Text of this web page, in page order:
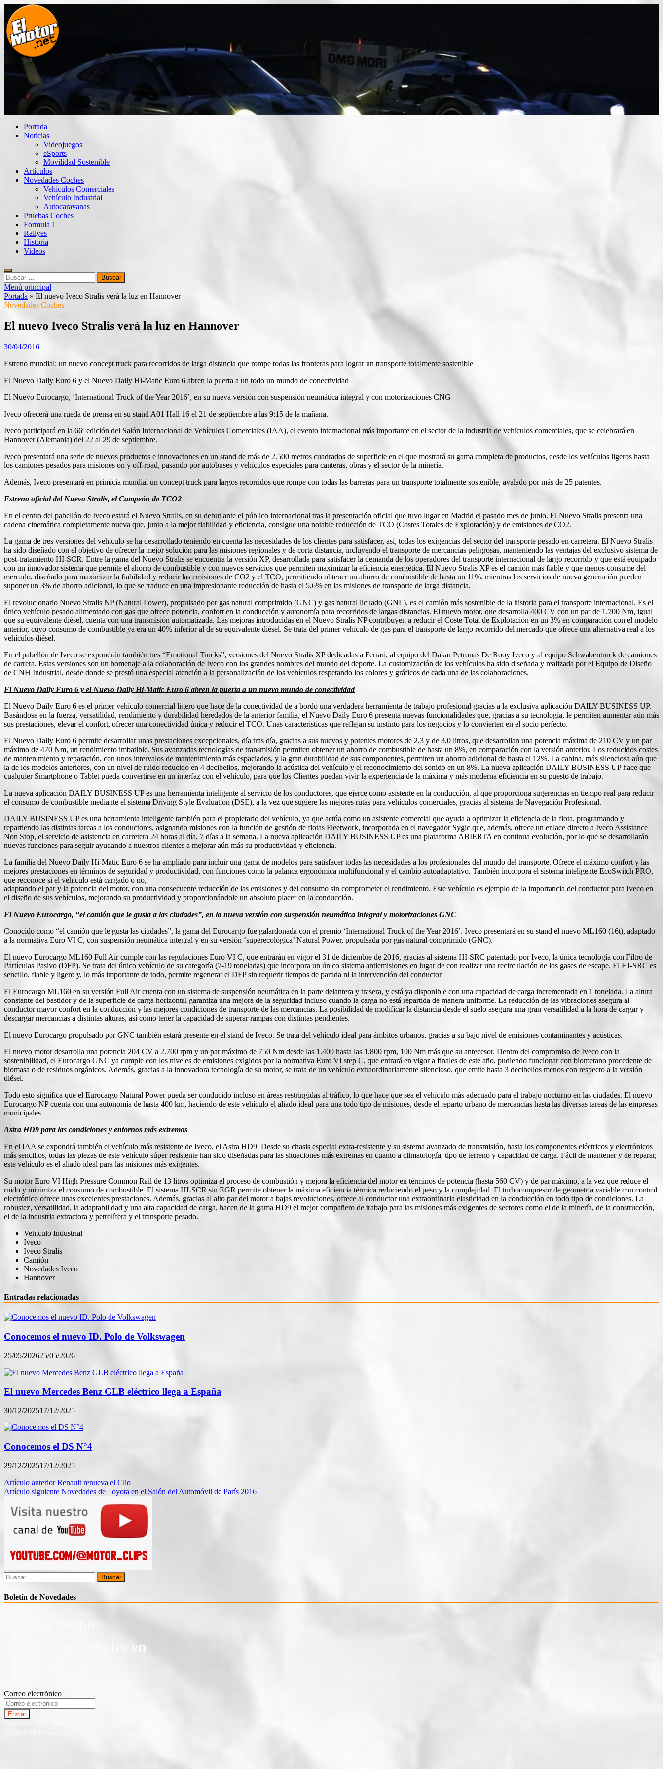
Saltar
contenido
El Motor punto Net
Información sobre novedades y pruebas de Automóviles
Portada
Noticias
Videojuegos
eSports
Movilidad Sostenible
Artículos
Novedades Coches
Vehículos Comerciales
Vehículo Industrial
Autocaravanas
Pruebas Coches
Formula 1
Rallyes
Historia
Videos
Buscar:
Menú principal
Portada » El nuevo Iveco Stralis verá la luz en Hannover
Novedades Coches
El nuevo Iveco Stralis verá la luz en Hannover
30/04/2016
Estreno mundial: un nuevo concept truck para recorridos de larga distancia que rompe todas las fronteras para lograr un transporte totalmente sostenible
El Nuevo Daily Euro 6 y el Nuevo Daily Hi-Matic Euro 6 abren la puerta a un todo un mundo de conectividad
El Nuevo Eurocargo, ‘International Truck of the Year 2016’, en su nueva versión con suspensión neumática integral y con motorizaciones CNG
Iveco ofrecerá una rueda de prensa en su stand A01 Hall 16 el 21 de septiembre a las 9:15 de la mañana.
Iveco participará en la 66ª edición del Salón Internacional de Vehículos Comerciales (IAA), el evento internacional más importante en el sector de la industria de vehículos comerciales, que se celebrará en
Hannover (Alemania) del 22 al 29 de septiembre.
Iveco presentará una serie de nuevos productos e innovaciones en un stand de más de 2.500 metros cuadrados de superficie en el que mostrará su gama completa de productos, desde los vehículos ligeros hasta
los camiones pesados para misiones on y off-road, pasando por autobuses y vehículos especiales para canteras, obras y el sector de la minería.
Además, Iveco presentará en primicia mundial un concept truck para largos recorridos que rompe con todas las barreras para un transporte totalmente sostenible, avalado por más de 25 patentes.
Estreno oficial del Nuevo Stralis, el Campeón de TCO2
En el centro del pabellón de Iveco estará el Nuevo Stralis, en su debut ante el público internacional tras la presentación oficial que tuvo lugar en Madrid el pasado mes de junio. El Nuevo Stralis presenta una
cadena cinemática completamente nueva que, junto a la mejor fiabilidad y eficiencia, consigue una notable reducción de TCO (Costes Totales de Explotación) y de emisiones de CO2.
La gama de tres versiones del vehículo se ha desarrollado teniendo en cuenta las necesidades de los clientes para satisfacer, así, todas los exigencias del sector del transporte pesado en carretera. El Nuevo Stralis
ha sido diseñado con el objetivo de ofrecer la mejor solución para las misiones regionales y de corta distancia, incluyendo el transporte de mercancías peligrosas, manteniendo las ventajas del exclusivo sistema de
post-tratamiento HI-SCR. Entre la gama del Nuevo Stralis se encuentra la versión XP, desarrollada para satisfacer la demanda de los operadores del transporte internacional de largo recorrido y que está equipado
con un innovador sistema que permite el ahorro de combustible y con nuevos servicios que permiten maximizar la eficiencia energética. El Nuevo Stralis XP es el camión más fiable y que menos consume del
mercado, diseñado para maximizar la fiabilidad y reducir las emisiones de CO2 y el TCO, permitiendo obtener un ahorro de combustible de hasta un 11%, mientras los servicios de nueva generación pueden
suponer un 3% de ahorro adicional, lo que se traduce en una impresionante reducción de hasta el 5,6% en las misiones de transporte de larga distancia.
El revolucionario Nuevo Stralis NP (Natural Power), propulsado por gas natural comprimido (GNC) y gas natural licuado (GNL), es el camión más sostenible de la historia para el transporte internacional. Es el
único vehículo pesado alimentado con gas que ofrece potencia, confort en la conducción y autonomía para recorridos de largas distancias. El nuevo motor, que desarrolla 400 CV con un par de 1.700 Nm, igual
que su equivalente diésel, cuenta con una transmisión automatizada. Las mejoras introducidas en el Nuevo Stralis NP contribuyen a reducir el Coste Total de Explotación en un 3% en comparación con el modelo
anterior, cuyo consumo de combustible ya era un 40% inferior al de su equivalente diésel. Se trata del primer vehículo de gas para el transporte de largo recorrido del mercado que ofrece una alternativa real a los
vehículos diésel.
En el pabellón de Iveco se expondrán también tres “Emotional Trucks”, versiones del Nuevo Stralis XP dedicadas a Ferrari, al equipo del Dakar Petronas De Rooy Iveco y al equipo Schwabentruck de camiones
de carrera. Estas versiones son un homenaje a la colaboración de Iveco con los grandes nombres del mundo del deporte. La customización de los vehículos ha sido diseñada y realizada por el Equipo de Diseño
de CNH Industrial, desde donde se prestó una especial atención a la personalización de los vehículos respetando los colores y gráficos de cada una de las colaboraciones.
El Nuevo Daily Euro 6 y el Nuevo Daily Hi-Matic Euro 6 abren la puerta a un nuevo mundo de conectividad
El Nuevo Daily Euro 6 es el primer vehículo comercial ligero que hace de la conectividad de a bordo una verdadera herramienta de trabajo profesional gracias a la exclusiva aplicación DAILY BUSINESS UP.
Basándose en la fuerza, versatilidad, rendimiento y durabilidad heredados de la anterior familia, el Nuevo Daily Euro 6 presenta nuevas funcionalidades que, gracias a su tecnología, le permiten aumentar aún más
sus prestaciones, elevar el confort, ofrecer una conectividad única y reducir el TCO. Unas características que reflejan su instinto para los negocios y lo convierten en el socio perfecto.
El Nuevo Daily Euro 6 permite desarrollar unas prestaciones excepcionales, día tras día, gracias a sus nuevos y potentes motores de 2,3 y de 3,0 litros, que desarrollan una potencia máxima de 210 CV y un par
máximo de 470 Nm, un rendimiento imbatible. Sus avanzadas tecnologías de transmisión permiten obtener un ahorro de combustible de hasta un 8%, en comparación con la versión anterior. Los reducidos costes
de mantenimiento y reparación, con unos intervalos de mantenimiento más espaciados, y la gran durabilidad de sus componentes, permiten un ahorro adicional de hasta el 12%. La cabina, más silenciosa aún que
la de los modelos anteriores, con un nivel de ruido reducido en 4 decibelios, mejorando la acústica del vehículo y el reconocimiento del sonido en un 8%. La nueva aplicación DAILY BUSINESS UP hace que
cualquier Smartphone o Tablet pueda convertirse en un interfaz con el vehículo, para que los Clientes puedan vivir la experiencia de la máxima y más moderna eficiencia en su puesto de trabajo.
La nueva aplicación DAILY BUSINESS UP es una herramienta inteligente al servicio de los conductores, que ejerce como asistente en la conducción, al que proporciona sugerencias en tiempo real para reducir
el consumo de combustible mediante el sistema Driving Style Evaluation (DSE), a la vez que sugiere las mejores rutas para vehículos comerciales, gracias al sistema de Navegación Profesional.
DAILY BUSINESS UP es una herramienta inteligente también para el propietario del vehículo, ya que actúa como un asistente comercial que ayuda a optimizar la eficiencia de la flota, programando y
repartiendo las distintas tareas a los conductores, asignando misiones con la función de gestión de flotas Fleetwork, incorporada en el navegador Sygic que, además, ofrece un enlace directo a Iveco Assistance
Non Stop, el servicio de asistencia en carretera 24 horas al día, 7 días a la semana. La nueva aplicación DAILY BUSINESS UP es una plataforma ABIERTA en continua evolución, por lo que se desarrollarán
nuevas funciones para seguir ayudando a nuestros clientes a mejorar aún más su productividad y eficiencia.
La familia del Nuevo Daily Hi-Matic Euro 6 se ha ampliado para incluir una gama de modelos para satisfacer todas las necesidades a los profesionales del mundo del transporte. Ofrece el máximo confort y las
mejores prestaciones en términos de seguridad y productividad, con funciones como la palanca ergonómica multifuncional y el cambio autoadaptativo. También incorpora el sistema inteligente EcoSwitch PRO,
que reconoce si el vehículo está cargado o no,
adaptando el par y la potencia del motor, con una consecuente reducción de las emisiones y del consumo sin comprometer el rendimiento. Este vehículo es ejemplo de la importancia del conductor para Iveco en
el diseño de sus vehículos, mejorando su productividad y proporcionándole un absoluto placer en la conducción.
El Nuevo Eurocargo, “el camión que le gusta a las ciudades”, en la nueva versión con suspensión neumática integral y motorizaciones GNC
Conocido como “el camión que le gusta las ciudades”, la gama del Eurocargo fue galardonada con el premio ‘International Truck of the Year 2016’. Iveco presentará en su stand el nuevo ML160 (16t), adaptado
a la normativa Euro VI C, con suspensión neumática integral y en su versión ‘superecológica’ Natural Power, propulsada por gas natural comprimido (GNC).
El nuevo Eurocargo ML160 Full Air cumple con las regulaciones Euro VI C, que entrarán en vigor el 31 de diciembre de 2016, gracias al sistema HI-SRC patentado por Iveco, la única tecnología con Filtro de
Partículas Pasivo (DFP). Se trata del único vehículo de su categoría (7-19 toneladas) que incorpora un único sistema antiemisiones en lugar de con realizar una recirculación de los gases de escape. El HI-SRC es
sencillo, fiable y ligero y, lo más importante de todo, permite regenerar el DFP sin requerir tiempos de parada ni la intervención del conductor.
El Eurocargo ML160 en su versión Full Air cuenta con un sistema de suspensión neumática en la parte delantera y trasera, y está ya disponible con una capacidad de carga incrementada en 1 tonelada. La altura
constante del bastidor y de la superficie de carga horizontal garantiza una mejora de la seguridad incluso cuando la carga no está repartida de manera uniforme. La reducción de las vibraciones asegura al
conductor mayor confort en la conducción y las mejores condiciones de transporte de las mercancías. La posibilidad de modificar la distancia desde el suelo asegura una gran versatilidad a la hora de cargar y
descargar mercancías a distintas alturas, así como tener la capacidad de superar rampas con distintas pendientes.
El nuevo Eurocargo propulsado por GNC también estará presente en el stand de Iveco. Se trata del vehículo ideal para ámbitos urbanos, gracias a su bajo nivel de emisiones contaminantes y acústicas.
El nuevo motor desarrolla una potencia 204 CV a 2.700 rpm y un par máximo de 750 Nm desde las 1.400 hasta las 1.800 rpm, 100 Nm más que su antecesor. Dentro del compromiso de Iveco con la
sostenibilidad, el Eurocargo GNC ya cumple con los niveles de emisiones exigidos por la normativa Euro VI step C, que entrará en vigor a finales de este año, pudiendo funcionar con biometano procedente de
biomasa o de residuos orgánicos. Además, gracias a la innovadora tecnología de su motor, se trata de un vehículo extraordinariamente silencioso, que emite hasta 3 decibelios menos con respecto a la versión
diésel.
Todo esto significa que el Eurocargo Natural Power pueda ser conducido incluso en áreas restringidas al tráfico, lo que hace que sea el vehículo más adecuado para el trabajo nocturno en las ciudades. El nuevo
Eurocargo NP cuenta con una autonomía de hasta 400 km, haciendo de este vehículo el aliado ideal para una todo tipo de misiones, desde el reparto urbano de mercancías hasta las diversas tareas de las empresas
municipales.
Astra HD9 para las condiciones y entornos más extremos
En el IAA se expondrá también el vehículo más resistente de Iveco, el Astra HD9. Desde su chasis especial extra-resistente y su sistema avanzado de transmisión, hasta los componentes eléctricos y electrónicos
más sencillos, todas las piezas de este vehículo súper resistente han sido diseñadas para las situaciones más extremas en cuanto a climatología, tipo de terreno y capacidad de carga. Fácil de mantener y de reparar,
este vehículo es el aliado ideal para las misiones más exigentes.
Su motor Euro VI High Pressure Common Rail de 13 litros optimiza el proceso de combustión y mejora la eficiencia del motor en términos de potencia (hasta 560 CV) y de par máximo, a la vez que reduce el
ruido y minimiza el consumo de combustible. El sistema HI-SCR sin EGR permite obtener la máxima eficiencia térmica reduciendo el peso y la complejidad. El turbocompresor de geometría variable con control
electrónico ofrece unas excelentes prestaciones. Además, gracias al alto par del motor a bajas revoluciones, ofrece al conductor una extraordinaria elasticidad en la conducción en todo tipo de condiciones. La
robustez, versatilidad, la adaptabilidad y una alta capacidad de carga, hacen de la gama HD9 el mejor compañero de trabajo para las misiones más exigentes de sectores como el de la minería, de la construcción,
el de la industria extractora y petrolífera y el transporte pesado.
Vehiculo Industrial
Iveco
Iveco Stralis
Camión
Novedades Iveco
Hannover
Entradas relacionadas
Conocemos el nuevo ID. Polo de Volkswagen
25/05/202625/05/2026
El nuevo Mercedes Benz GLB eléctrico llega a España
30/12/202517/12/2025
Conocemos el DS N°4
29/12/202517/12/2025
Navegación
de
entradas
Artículo anterior Renault renueva el Clio
Artículo siguiente Novedades de Toyota en el Salón del Automóvil de París 2016
Buscar:
Boletín de Novedades
nuestras novedades en
Correo electrónico